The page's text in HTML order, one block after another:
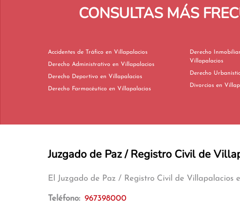
CONSULTAS MÁS
Accidentes de Tráfico en Villapalacios
Derecho Administrativo en Villapalacios
Derecho Deportivo en Villapalacios
Derecho Farmacéutico en Villapalacios
Derecho
Villapalacios
Divorcios en
Juzgado de Paz / Registro Civil de
El Juzgado de Paz / Registro Civil de Villapalacios
Teléfono: 967398000